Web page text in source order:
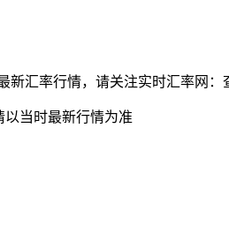
新汇率行情，请关注实时汇率网：
当时最新行情为准